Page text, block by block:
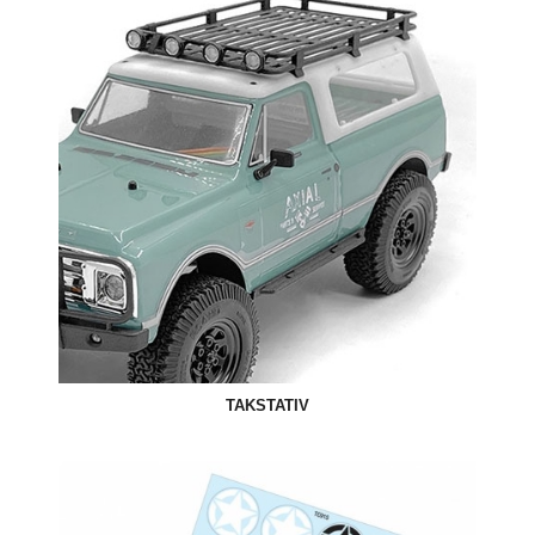
TAKSTATIV